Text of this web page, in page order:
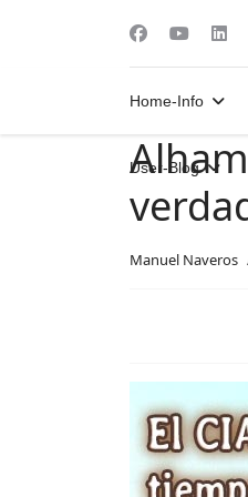
Home-Info
User-Blog
Manuel Naveros